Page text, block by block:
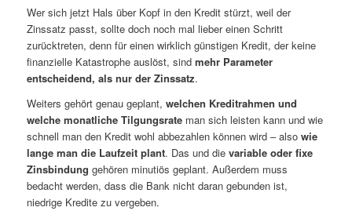
Wer sich jetzt Hals über Kopf in den Kredit stürzt, weil der
Zinssatz passt, sollte doch noch mal lieber einen Schritt
zurücktreten, denn für einen wirklich günstigen Kredit, der keine
finanzielle Katastrophe auslöst, sind mehr Parameter
entscheidend, als nur der Zinssatz.
Weiters gehört genau geplant, welchen Kreditrahmen und
welche monatliche Tilgungsrateman sich leisten kann und wie
schnell man den Kredit wohl abbezahlen können wird – also wie
lange man die Laufzeit plant. Das und die variable oder fixe
Zinsbindung gehören minutiös geplant. Außerdem muss
bedacht werden, dass die Bank nicht daran gebunden ist,
niedrige Kredite zu vergeben.